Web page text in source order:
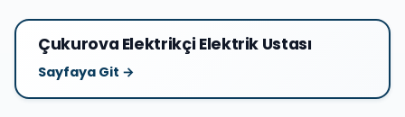
Çukurova Elektrikçi Elektrik Ustası
Sayfaya Git →